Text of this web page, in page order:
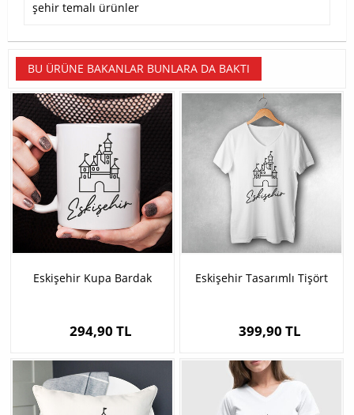
şehir temalı ürünler
BU ÜRÜNE BAKANLAR BUNLARA DA BAKTI
Eskişehir Kupa Bardak
294,90 TL
Eskişehir Tasarımlı Tişört
399,90 TL